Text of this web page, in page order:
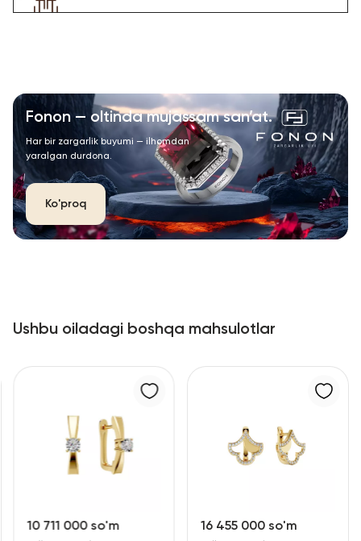
Fonon — oltinda mujassam san’at.
Har bir zargarlik buyumi — ilhomdan
yaralgan durdona.
Ko'proq
Ushbu oiladagi boshqa mahsulotlar
16 455 000 so'm 30 118 000